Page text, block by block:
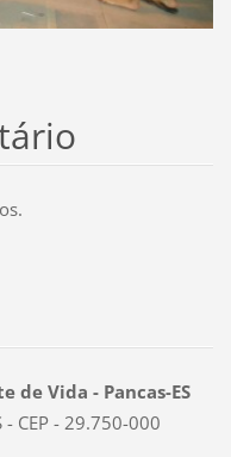
de Vida - Pancas-ES
- CEP - 29.750-000